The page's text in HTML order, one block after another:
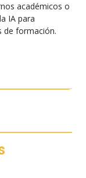
académicos o
IA para
de formación.